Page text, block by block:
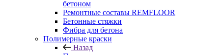
бетоном
Ремонтные составы REMFLOOR
Бетонные стяжки
Фибра для бетона
Полимерные краски
Назад